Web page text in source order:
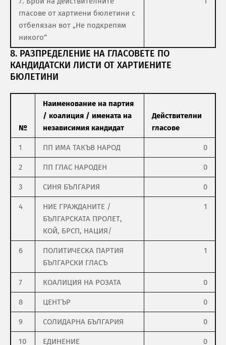
гласове от хартиени бюлетини с
отбелязан вот „Не подкрепям
никого“
8. РАЗПРЕДЕЛЕНИЕ НА ГЛАСОВЕТЕ ПО
КАНДИДАТСКИ ЛИСТИ ОТ ХАРТИЕНИТЕ
БЮЛЕТИНИ
№
Наименование на партия
/ коалиция / имената на
независимия кандидат
Действителни
гласове
1 ПП ИМА ТАКЪВ НАРОД 0
2 ПП ГЛАС НАРОДЕН 0
3 СИНЯ БЪЛГАРИЯ 0
4
НИЕ ГРАЖДАНИТЕ /
БЪЛГАРСКАТА ПРОЛЕТ,
КОЙ, БРСП, НАЦИЯ/
1
6
ПОЛИТИЧЕСКА ПАРТИЯ
БЪЛГАРСКИ ГЛАСЪ
1
7 КОАЛИЦИЯ НА РОЗАТА 0
8 ЦЕНТЪР 0
9 СОЛИДАРНА БЪЛГАРИЯ 0
10 ЕДИНЕНИЕ 0